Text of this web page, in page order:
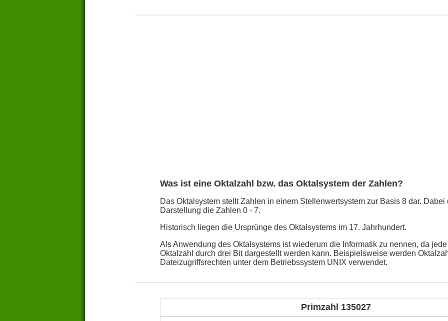
Was ist eine Oktalzahl bzw. das Oktalsystem der Zahlen?
Das Oktalsystem stellt Zahlen in einem Stellenwertsystem zur Basis 8 dar. Dabei
Darstellung die Zahlen 0 - 7.
Historisch liegen die Ursprünge des Oktalsystems im 17. Jahrhundert.
Als Anwendung des Oktalsystems ist wiederum die Informatik zu nennen, da
Oktalzahl durch drei Bit dargestellt werden kann. Beispielsweise werden
Dateizugriffsrechten unter dem Betriebssystem UNIX verwendet.
Primzahl 135027